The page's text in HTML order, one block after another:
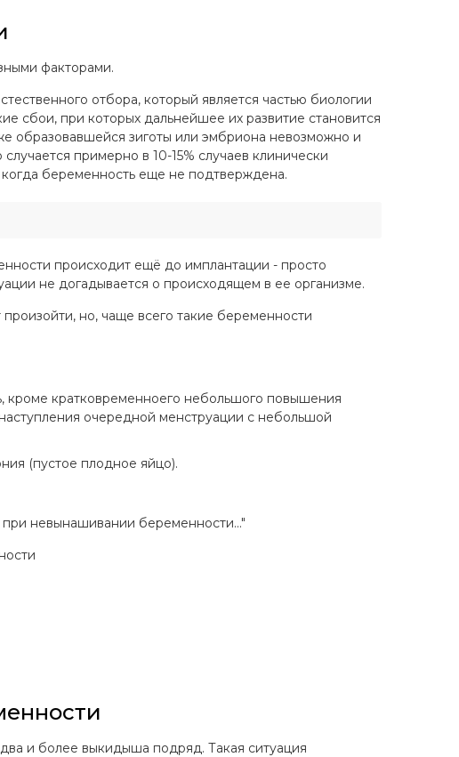
факторами.
отбора, который является частью биологии
сбои, при которых дальнейшее их развитие становится
образовавшейся зиготы или эмбриона невозможно и
примерно в 10-15% случаев клинически
беременность еще не подтверждена.
происходит ещё до имплантации - просто
не догадывается о происходящем в ее организме.
но, чаще всего такие беременности
кроме кратковременноего небольшого повышения
очередной менструации с небольшой
(пустое плодное яйцо).
невынашивании беременности..."
и более выкидыша подряд. Такая ситуация